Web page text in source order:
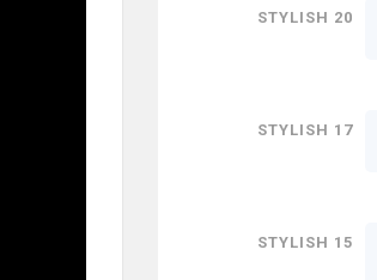
Stylish 20
Stylish 17
Stylish 15